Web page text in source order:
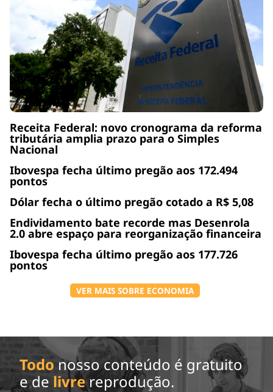
Receita Federal: novo cronograma da reforma
tributária amplia prazo para o Simples
Nacional
Ibovespa fecha último pregão aos 172.494
pontos
Dólar fecha o último pregão cotado a R$ 5,08
Endividamento bate recorde mas Desenrola
2.0 abre espaço para reorganização financeira
Ibovespa fecha último pregão aos 177.726
pontos
VER MAIS SOBRE ECONOMIA
Todo nosso conteúdo é gratuito
e de livrereprodução.